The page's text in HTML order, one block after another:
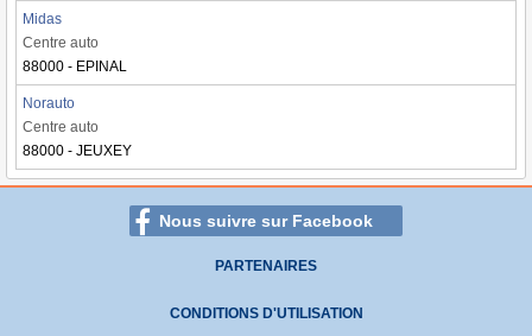
Midas
Centre auto
88000 - EPINAL
Norauto
Centre auto
88000 - JEUXEY
Nous suivre sur Facebook
PARTENAIRES
CONDITIONS D'UTILISATION